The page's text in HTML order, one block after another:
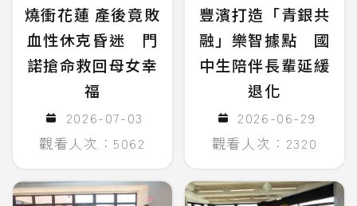
燒衝花蓮 產後竟敗
血性休克昏迷 門
諾搶命救回母女幸
福
2026-07-03
觀看人次：5062
豐濱打造「青銀共
融」樂智據點 國
中生陪伴長輩延緩
退化
2026-06-29
觀看人次：2320